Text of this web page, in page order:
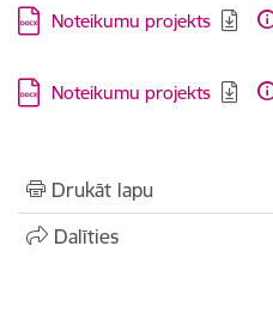
Lejupielādēt:
Noteikumu projekts
Lejupielādēt:
Noteikumu projekts
Drukāt lapu
Dalīties